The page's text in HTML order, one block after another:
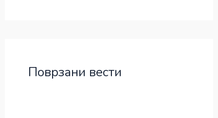
Поврзани вести